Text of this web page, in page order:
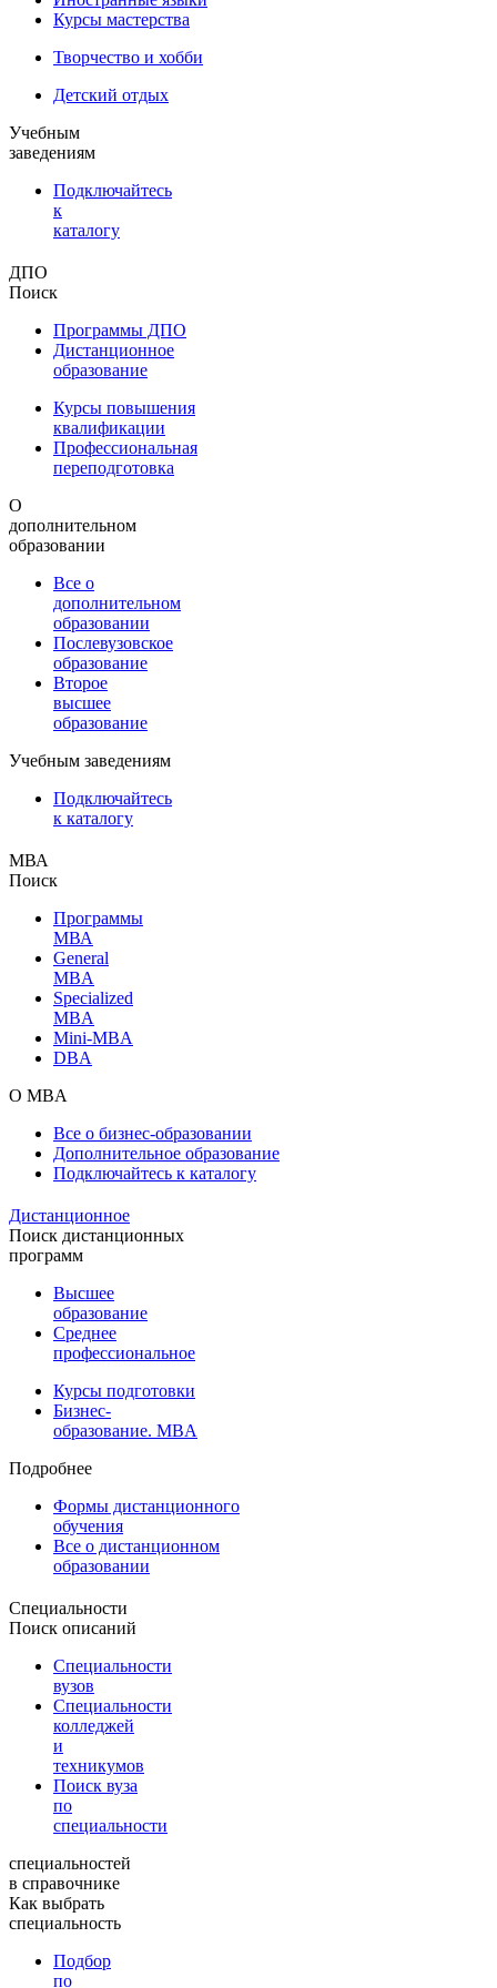
Курсы мастерства
Творчество и хобби
Детский отдых
Учебным
заведениям
Подключайтесь
к
каталогу
ДПО
Поиск
Программы ДПО
Дистанционное
образование
Курсы повышения
квалификации
Профессиональная
переподготовка
О
дополнительном
образовании
Все о
дополнительном
образовании
Послевузовское
образование
Второе
высшее
образование
Учебным заведениям
Подключайтесь
к каталогу
МВА
Поиск
Программы
МВА
General
MBA
Specialized
MBA
Mini-MBA
DBA
О MBA
Все о бизнес-образовании
Дополнительное образование
Подключайтесь к каталогу
Дистанционное
Поиск дистанционных
программ
Высшее
образование
Среднее
профессиональное
Курсы подготовки
Бизнес-
образование. MBA
Подробнее
Формы дистанционного
обучения
Все о дистанционном
образовании
Специальности
Поиск описаний
Специальности
вузов
Специальности
колледжей
и
техникумов
Поиск вуза
по
специальности
специальностей
в справочнике
Как выбрать
специальность
Подбор
по